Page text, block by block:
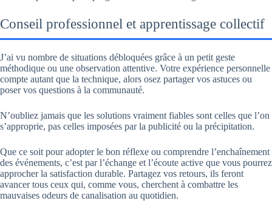
Conseil professionnel et apprentissage collectif
J’ai vu nombre de situations débloquées grâce à un petit geste
méthodique ou une observation attentive. Votre expérience personnelle
compte autant que la technique, alors osez partager vos astuces ou
poser vos questions à la communauté.
N’oubliez jamais que les solutions vraiment fiables sont celles que l’on
s’approprie, pas celles imposées par la publicité ou la précipitation.
Que ce soit pour adopter le bon réflexe ou comprendre l’enchaînement
des événements, c’est par l’échange et l’écoute active que vous pourrez
approcher la satisfaction durable. Partagez vos retours, ils feront
avancer tous ceux qui, comme vous, cherchent à combattre les
mauvaises odeurs de canalisation au quotidien.